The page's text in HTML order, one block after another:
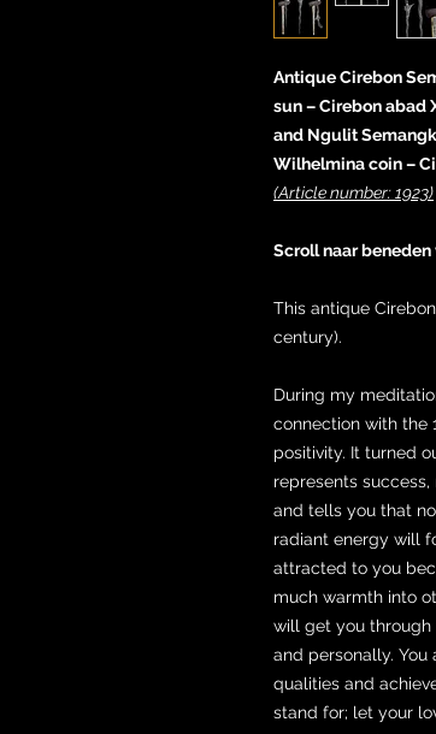
Antique Cirebon
sun – Cirebon abad
and Ngulit
Wilhelmina coin –
(Article number: 1923)
Scroll naar
This antique
century).
During my
connection with the
positivity. It turned
represents
and tells you that
radiant energy will
attracted to you
much warmth into
will get you
and personally. You
qualities and
stand for; let your